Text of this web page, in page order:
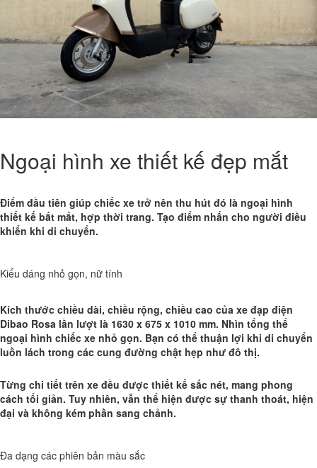
Ngoại hình xe thiết kế đẹp mắt
Điểm đầu tiên giúp chiếc xe trở nên thu hút đó là ngoại hình
thiết kế bắt mắt, hợp thời trang. Tạo điểm nhấn cho người điều
khiển khi di chuyển.
Kiểu dáng nhỏ gọn, nữ tính
Kích thước chiều dài, chiều rộng, chiều cao của xe đạp điện
Dibao Rosa lần lượt là 1630 x 675 x 1010 mm. Nhìn tổng thể
ngoại hình chiếc xe nhỏ gọn. Bạn có thể thuận lợi khi di chuyển
luồn lách trong các cung đường chật hẹp như đô thị.
Từng chi tiết trên xe đều được thiết kế sắc nét, mang phong
cách tối giản. Tuy nhiên, vẫn thể hiện được sự thanh thoát, hiện
đại và không kém phần sang chảnh.
Đa dạng các phiên bản màu sắc